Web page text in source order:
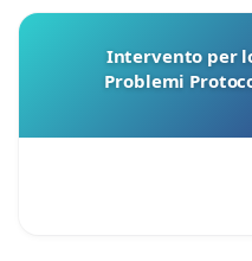
Intervento per
Problemi